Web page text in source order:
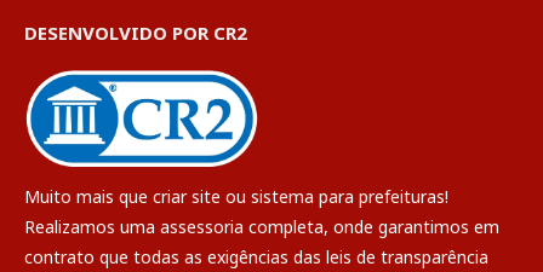
DESENVOLVIDO POR CR2
Muito mais que criar site ou sistema para prefeituras!
Realizamos uma assessoria completa, onde garantimos em
contrato que todas as exigências das leis de transparência